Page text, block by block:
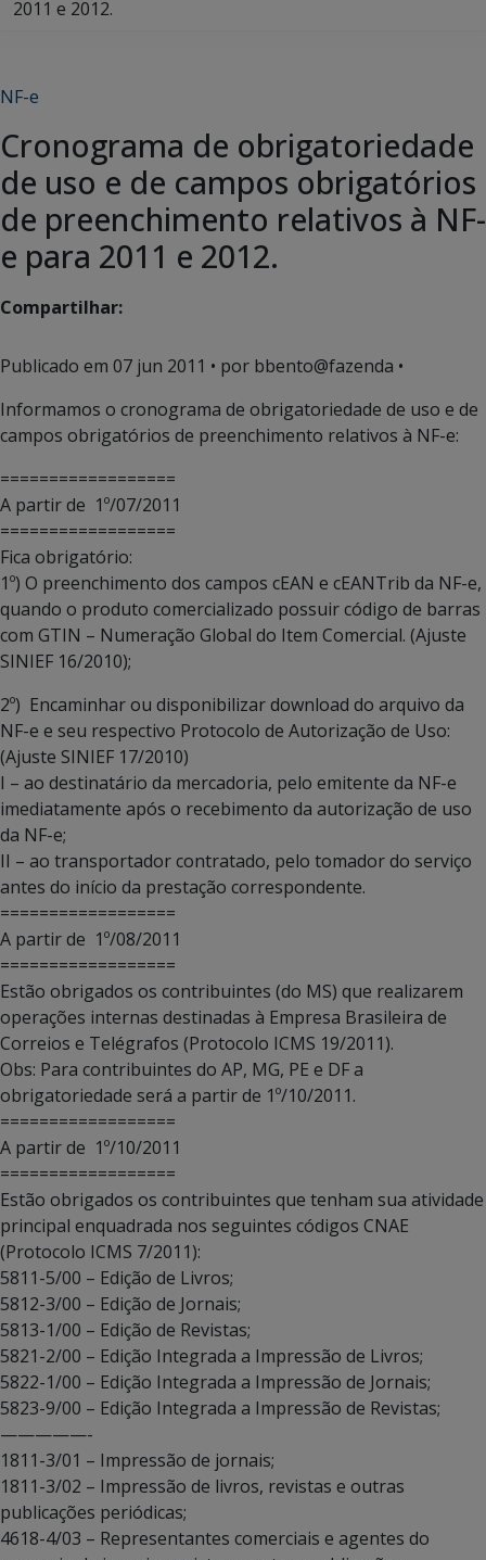
2011 e 2012.
NF-e
Cronograma de obrigatoriedade
de uso e de campos obrigatórios
de preenchimento relativos à NF-
e para 2011 e 2012.
Compartilhar:
Publicado em 07 jun 2011 • por bbento@fazenda •
Informamos o cronograma de obrigatoriedade de uso e de
campos obrigatórios de preenchimento relativos à NF-e:
==================
A partir de 1º/07/2011
==================
Fica obrigatório:
1º) O preenchimento dos campos cEAN e cEANTrib da NF-e,
quando o produto comercializado possuir código de barras
com GTIN – Numeração Global do Item Comercial. (Ajuste
SINIEF 16/2010);
2º) Encaminhar ou disponibilizar download do arquivo da
NF-e e seu respectivo Protocolo de Autorização de Uso:
(Ajuste SINIEF 17/2010)
I – ao destinatário da mercadoria, pelo emitente da NF-e
imediatamente após o recebimento da autorização de uso
da NF-e;
II – ao transportador contratado, pelo tomador do serviço
antes do início da prestação correspondente.
==================
A partir de 1º/08/2011
==================
Estão obrigados os contribuintes (do MS) que realizarem
operações internas destinadas à Empresa Brasileira de
Correios e Telégrafos (Protocolo ICMS 19/2011).
Obs: Para contribuintes do AP, MG, PE e DF a
obrigatoriedade será a partir de 1º/10/2011.
==================
A partir de 1º/10/2011
==================
Estão obrigados os contribuintes que tenham sua atividade
principal enquadrada nos seguintes códigos CNAE
(Protocolo ICMS 7/2011):
5811-5/00 – Edição de Livros;
5812-3/00 – Edição de Jornais;
5813-1/00 – Edição de Revistas;
5821-2/00 – Edição Integrada a Impressão de Livros;
5822-1/00 – Edição Integrada a Impressão de Jornais;
5823-9/00 – Edição Integrada a Impressão de Revistas;
—————-
1811-3/01 – Impressão de jornais;
1811-3/02 – Impressão de livros, revistas e outras
publicações periódicas;
4618-4/03 – Representantes comerciais e agentes do